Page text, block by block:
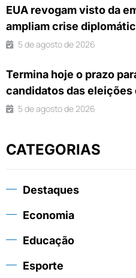
EUA revogam visto da
ampliam crise
5 de agosto de 2026
Termina hoje o prazo
candidatos das eleições
5 de agosto de 2026
CATEGORIAS
Destaques
Economia
Educação
Esporte